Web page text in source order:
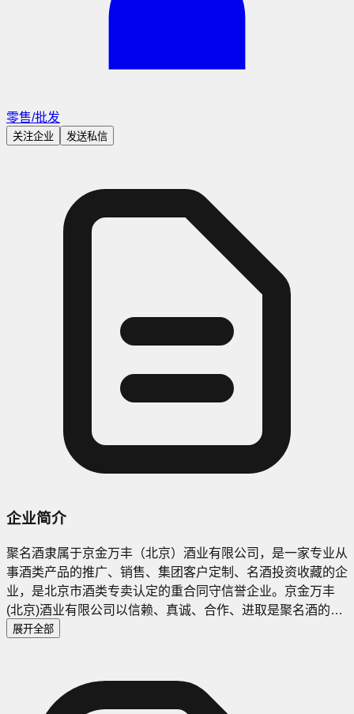
零售/批发
关注企业 发送私信
企业简介
聚名酒隶属于京金万丰（北京）酒业有限公司，是一家专业从
事酒类产品的推广、销售、集团客户定制、名酒投资收藏的企
业，是北京市酒类专卖认定的重合同守信誉企业。京金万丰
(北京)酒业有限公司以信赖、真诚、合作、进取是聚名酒的理
念，用真的心卖名酒是聚名酒的宗旨。京金万丰(北京)酒业有
7FB，交通便利，实力雄厚。主要服务于、企事业单位、、个
人团购、经销商代理分销。京金万丰(北京)酒业有限公司以“只
展开全部